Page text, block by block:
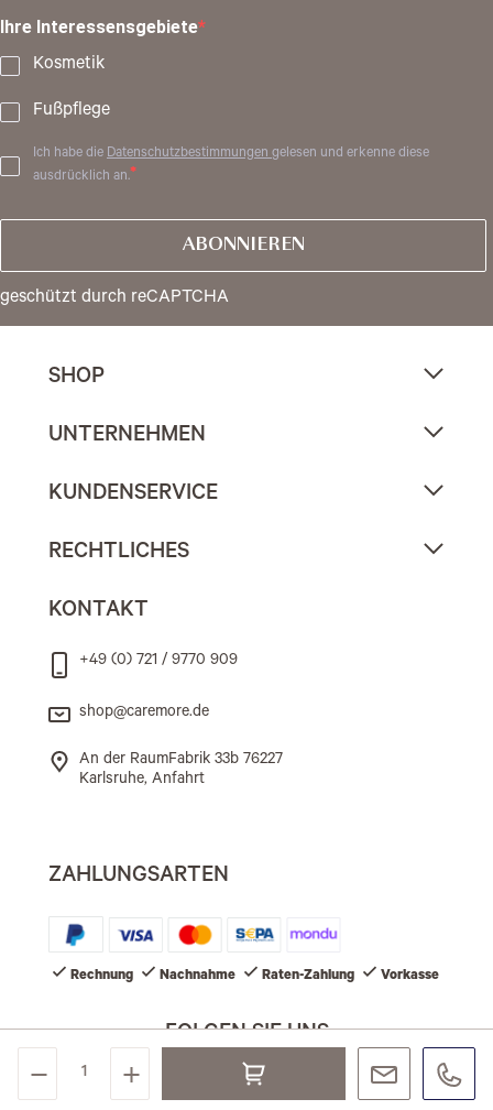
Ihre Interessensgebiete
Kosmetik
Fußpflege
Ich habe die Datenschutzbestimmungengelesen und erkenne diese
ausdrücklich an.
ABONNIEREN
geschützt durch reCAPTCHA
SHOP
UNTERNEHMEN
KUNDENSERVICE
RECHTLICHES
KONTAKT
+49 (0) 721 / 9770 909
shop@caremore.de
An der RaumFabrik 33b 76227
Karlsruhe, Anfahrt
ZAHLUNGSARTEN
Rechnung Nachnahme Raten-Zahlung Vorkasse
©2026 IONTO Health & Beauty
FOLGEN SIE UNS